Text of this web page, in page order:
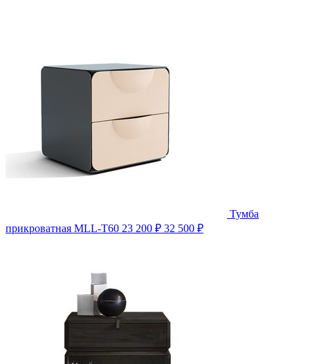
Тумба
прикроватная MLL-T60 23 200 ₽ 32 500 ₽